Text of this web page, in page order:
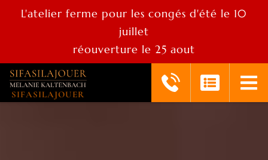
L'atelier ferme pour les congés d'été le 10
juillet
réouverture le 25 aout
SIFASILAJOUER